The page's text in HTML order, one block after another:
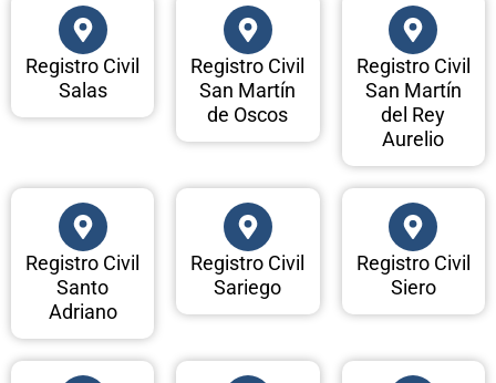
Registro Civil
Salas
Registro Civil
San Martín
de Oscos
Registro Civil
San Martín
del Rey
Aurelio
Registro Civil
Santo
Adriano
Registro Civil
Sariego
Registro Civil
Siero